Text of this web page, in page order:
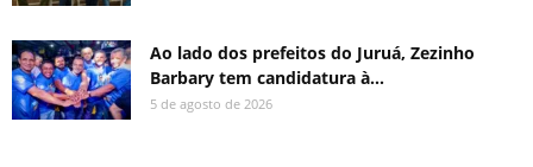
Ao lado dos prefeitos do Juruá, Zezinho
Barbary tem candidatura à...
5 de agosto de 2026